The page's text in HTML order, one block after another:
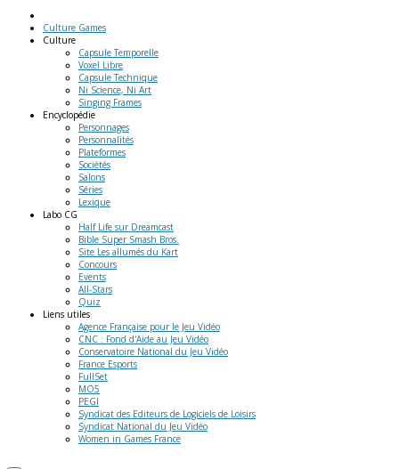
Culture Games
Culture
Capsule Temporelle
Voxel Libre
Capsule Technique
Ni Science, Ni Art
Singing Frames
Encyclopédie
Personnages
Personnalités
Plateformes
Sociétés
Salons
Séries
Lexique
Labo CG
Half Life sur Dreamcast
Bible Super Smash Bros.
Site Les allumés du Kart
Concours
Events
All-Stars
Quiz
Liens utiles
Agence Française pour le Jeu Vidéo
CNC : Fond d'Aide au Jeu Vidéo
Conservatoire National du Jeu Vidéo
France Esports
FullSet
MO5
PEGI
Syndicat des Editeurs de Logiciels de Loisirs
Syndicat National du Jeu Vidéo
Women in Games France